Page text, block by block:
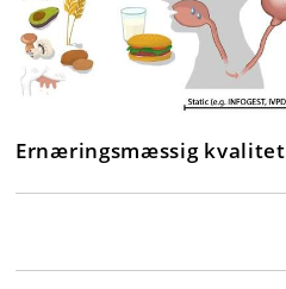
Ernæringsmæssig kvalitet